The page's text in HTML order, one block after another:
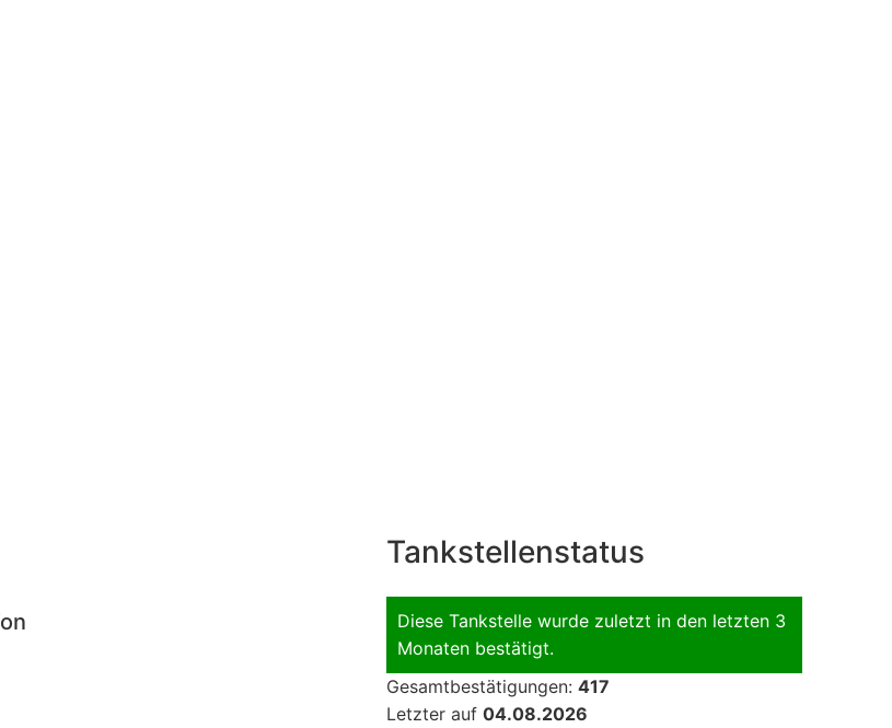
Tankstellenstatus
Diese Tankstelle wurde zuletzt in den letzten 3
Monaten bestätigt.
Gesamtbestätigungen: 417
Letzter auf 04.08.2026